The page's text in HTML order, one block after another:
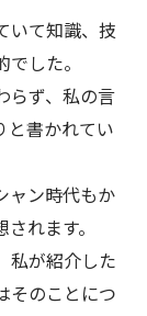
いて知識、技
した。
らず、私の言
と書かれてい
ャン時代もか
れます。
私が紹介した
そのことにつ